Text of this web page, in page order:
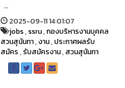
...
2025-09-11 14:01:07
jobs,ssru,กองบริหารงานบุคคล
สวนสุนันทา,งาน,ประกาศผลรับ
สมัคร,รับสมัครงาน,สวนสุนันทา